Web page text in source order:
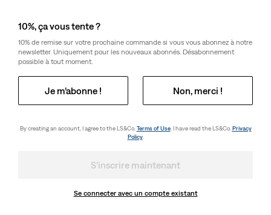
10%, ça vous tente ?
10% de remise sur votre prochaine commande si vous vous abonnez à notre
newsletter. Uniquement pour les nouveaux abonnés. Désabonnement
possible à tout moment.
Je m’abonne ! Non, merci !
By creating an account, I agree to the LS&Co.Terms of Use. I have read the LS&Co. Privacy
Policy.
S'inscrire maintenant
Se connecter avec un compte existant